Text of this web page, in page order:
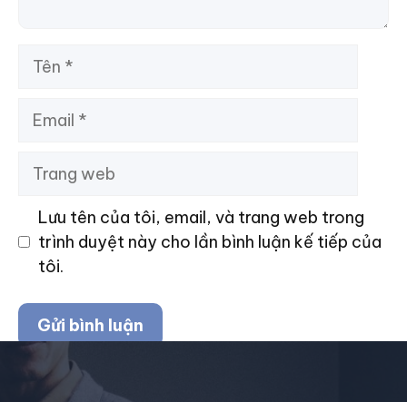
Tên
Email
Trang
Lưu tên của tôi, email, và trang web trong
trình duyệt này cho lần bình luận kế tiếp của
tôi.